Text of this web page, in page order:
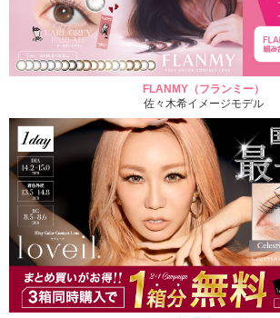
FLANMY（フランミー）
佐々木希イメージモデル